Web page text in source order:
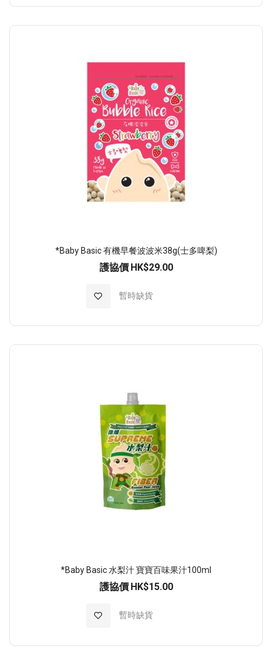
*Baby Basic 有機早餐波波米38g(士多啤梨)
護協價 HK$29.00
暫時缺貨
加入至願望清單
*Baby Basic 水梨汁 寶寶百味果汁100ml
護協價 HK$15.00
暫時缺貨
加入至願望清單